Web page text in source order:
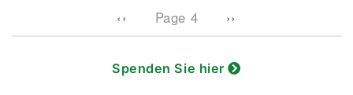
Previous page
‹‹ Page 4 Next page
››
Spenden Sie hier